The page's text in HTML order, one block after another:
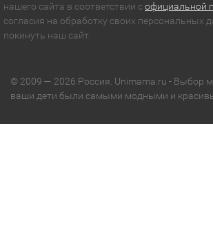
нашего сайта в соответствии софициальной
согласия на обработку своих персональных
покинуть наш сайт.
© 2009 — 2026 Россия. Unimama.ru - Выбор
ваши дети были самыми модными и